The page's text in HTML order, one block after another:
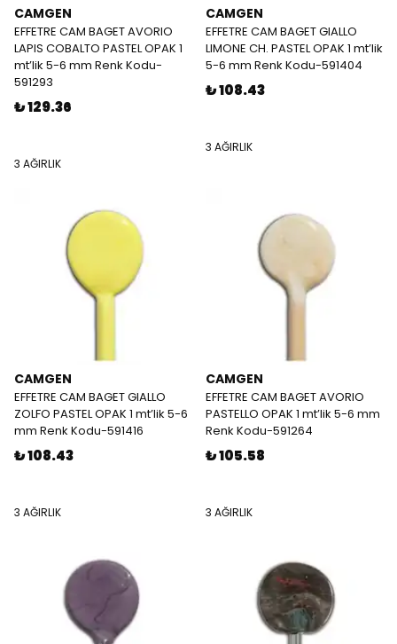
CAMGEN
EFFETRE CAM BAGET AVORIO
LAPIS COBALTO PASTEL OPAK 1
mt’lik 5-6 mm Renk Kodu-
591293
₺ 129.36
3 AĞIRLIK
CAMGEN
EFFETRE CAM BAGET GIALLO
LIMONE CH. PASTEL OPAK 1 mt’lik
5-6 mm Renk Kodu-591404
₺ 108.43
3 AĞIRLIK
CAMGEN
EFFETRE CAM BAGET GIALLO
ZOLFO PASTEL OPAK 1 mt’lik 5-6
mm Renk Kodu-591416
₺ 108.43
3 AĞIRLIK
CAMGEN
EFFETRE CAM BAGET AVORIO
PASTELLO OPAK 1 mt’lik 5-6 mm
Renk Kodu-591264
₺ 105.58
3 AĞIRLIK